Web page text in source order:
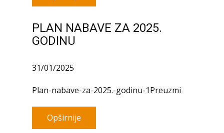
PLAN NABAVE ZA 2025.
GODINU
31/01/2025
Plan-nabave-za-2025.-godinu-1Preuzmi
Opširnije